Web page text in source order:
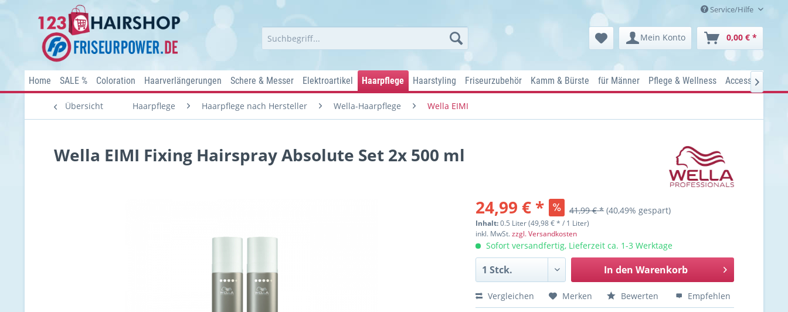
Service/Hilfe
Mein Konto 0,00 € *
Home SALE % Coloration Haarverlängerungen Schere & Messer Elektroartikel Haarpflege Haarstyling Friseurzubehör Kamm & Bürste für Männer Pflege & Wellness Accessoires

Übersicht Haarpflege Haarpflege nach Hersteller Wella-Haarpflege Wella EIMI
Wella EIMI Fixing Hairspray Absolute Set 2x 500 ml
24,99 € * 41,99 € * (40,49% gespart)
Inhalt:0.5 Liter (49,98 € * / 1 Liter)
inkl. MwSt.zzgl. Versandkosten
Sofort versandfertig, Lieferzeit ca. 1-3 Werktage
In den Warenkorb
Vergleichen Merken Bewerten Empfehlen